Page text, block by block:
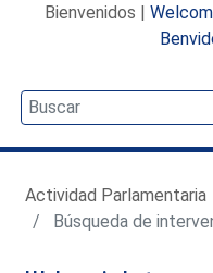
Bienvenidos |
Actividad Parlamentaria
Búsqueda de